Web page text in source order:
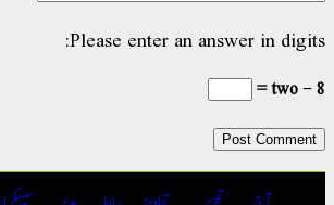
Please enter an answer in digits:
8 − two =
آج تحریر تجاویز رابطہ مدیر